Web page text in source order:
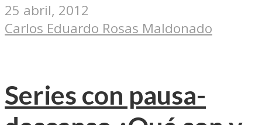
25 abril, 2012
Carlos Eduardo Rosas Maldonado
Series con pausa-